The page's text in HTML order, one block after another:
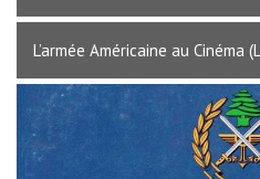
L’armée Américaine au Cinéma